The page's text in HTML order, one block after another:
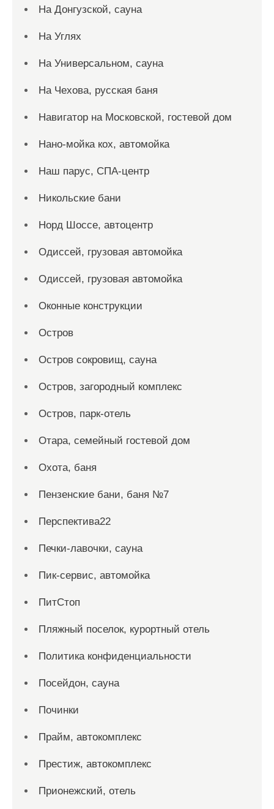
На Донгузской, сауна
На Углях
На Универсальном, сауна
На Чехова, русская баня
Навигатор на Московской, гостевой дом
Нано-мойка кох, автомойка
Наш парус, СПА-центр
Никольские бани
Норд Шоссе, автоцентр
Одиссей, грузовая автомойка
Одиссей, грузовая автомойка
Оконные конструкции
Остров
Остров сокровищ, сауна
Остров, загородный комплекс
Остров, парк-отель
Отара, семейный гостевой дом
Охота, баня
Пензенские бани, баня №7
Перспектива22
Печки-лавочки, сауна
Пик-сервис, автомойка
ПитСтоп
Пляжный поселок, курортный отель
Политика конфиденциальности
Посейдон, сауна
Починки
Прайм, автокомплекс
Престиж, автокомплекс
Прионежский, отель